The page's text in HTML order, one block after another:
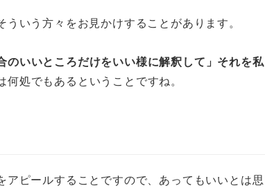
いう方々をお見かけすることがあります。
のいいところだけをいい様に解釈して」それを私
処でもあるということですね。
ピールすることですので、あってもいいとは思